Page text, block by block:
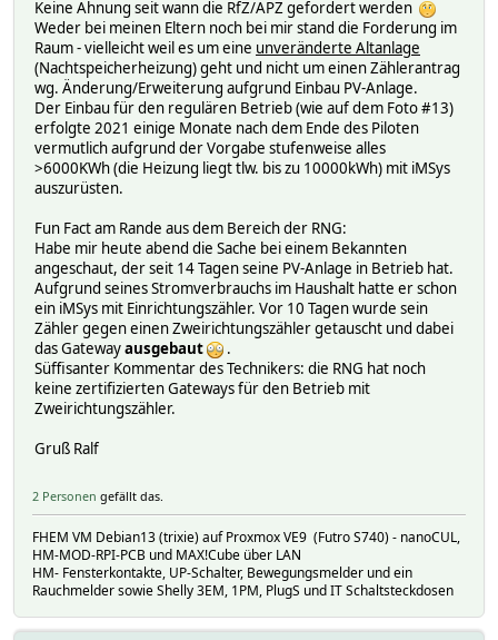
Keine Ahnung seit wann die RfZ/APZ gefordert werden
Weder bei meinen Eltern noch bei mir stand die Forderung im
Raum - vielleicht weil es um eine unveränderte Altanlage
(Nachtspeicherheizung) geht und nicht um einen Zählerantrag
wg. Änderung/Erweiterung aufgrund Einbau PV-Anlage.
Der Einbau für den regulären Betrieb (wie auf dem Foto #13)
erfolgte 2021 einige Monate nach dem Ende des Piloten
vermutlich aufgrund der Vorgabe stufenweise alles
>6000KWh (die Heizung liegt tlw. bis zu 10000kWh) mit iMSys
auszurüsten.
Fun Fact am Rande aus dem Bereich der RNG:
Habe mir heute abend die Sache bei einem Bekannten
angeschaut, der seit 14 Tagen seine PV-Anlage in Betrieb hat.
Aufgrund seines Stromverbrauchs im Haushalt hatte er schon
ein iMSys mit Einrichtungszähler. Vor 10 Tagen wurde sein
Zähler gegen einen Zweirichtungszähler getauscht und dabei
das Gatewayausgebaut
.
Süffisanter Kommentar des Technikers: die RNG hat noch
keine zertifizierten Gateways für den Betrieb mit
Zweirichtungszähler.
Gruß Ralf
2 Personen gefällt das.
FHEM VM Debian13 (trixie) auf Proxmox VE9 (Futro S740) - nanoCUL,
HM-MOD-RPI-PCB und MAX!Cube über LAN
HM- Fensterkontakte, UP-Schalter, Bewegungsmelder und ein
Rauchmelder sowie Shelly 3EM, 1PM, PlugS und IT Schaltsteckdosen